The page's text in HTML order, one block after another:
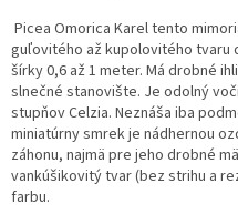
Picea Omorica Karel tento
guľovitého až kupolovitého tvaru
šírky 0,6 až 1 meter. Má drobné
slnečné stanovište. Je odolný
stupňov Celzia. Neznáša iba
miniatúrny smrek je nádhernou
záhonu, najmä pre jeho drobné
vankúšikovitý tvar (bez strihu a
farbu.